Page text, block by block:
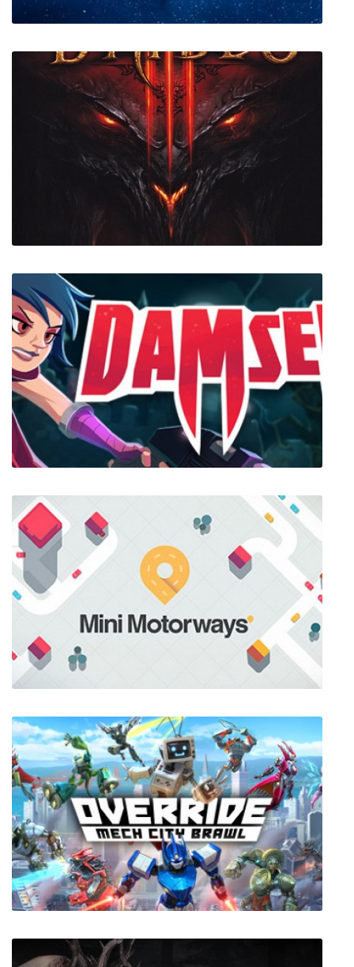
Vicious Circle
Diablo III
Damsel
Mini Motorways